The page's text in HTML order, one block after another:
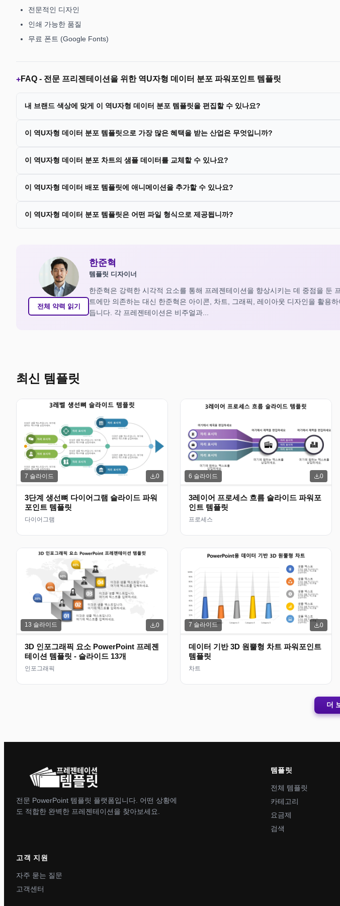
전문적인 디자인
인쇄 가능한 품질
무료 폰트 (Google Fonts)
+FAQ - 전문 프리젠테이션을 위한 역U자형 데이터 분포 파워포인트 템플릿
내 브랜드 색상에 맞게 이 역U자형 데이터 분포 템플릿을 편집할 수 있나요?
이 역U자형 데이터 분포 템플릿으로 가장 많은 혜택을 받는 산업은 무엇입니까?
이 역U자형 데이터 분포 차트의 샘플 데이터를 교체할 수 있나요?
이 역U자형 데이터 배포 템플릿에 애니메이션을 추가할 수 있나요?
이 역U자형 데이터 분포 템플릿은 어떤 파일 형식으로 제공됩니까?
전체 약력 읽기
한준혁
템플릿 디자이너
한준혁은 강력한 시각적 요소를 통해 프레젠테이션을 향상시키는 데 중점을 둔
트에만 의존하는 대신 한준혁은 아이콘, 차트, 그래픽, 레이아웃 디자인을 활용
듭니다. 각 프레젠테이션은 비주얼과...
최신 템플릿
7 슬라이드 0
3단계 생선뼈 다이어그램 슬라이드 파워
포인트 템플릿
다이어그램
6 슬라이드 0
3레이어 프로세스 흐름 슬라이드 파워포
인트 템플릿
프로세스
13 슬라이드 0
3D 인포그래픽 요소 PowerPoint 프레젠
테이션 템플릿 - 슬라이드 13개
인포그래픽
7 슬라이드 0
데이터 기반 3D 원뿔형 차트 파워포인트
템플릿
차트
더
전문 PowerPoint 템플릿 플랫폼입니다. 어떤 상황에
도 적합한 완벽한 프레젠테이션을 찾아보세요.
템플릿
전체 템플릿
카테고리
요금제
검색
고객 지원
자주 묻는 질문
고객센터